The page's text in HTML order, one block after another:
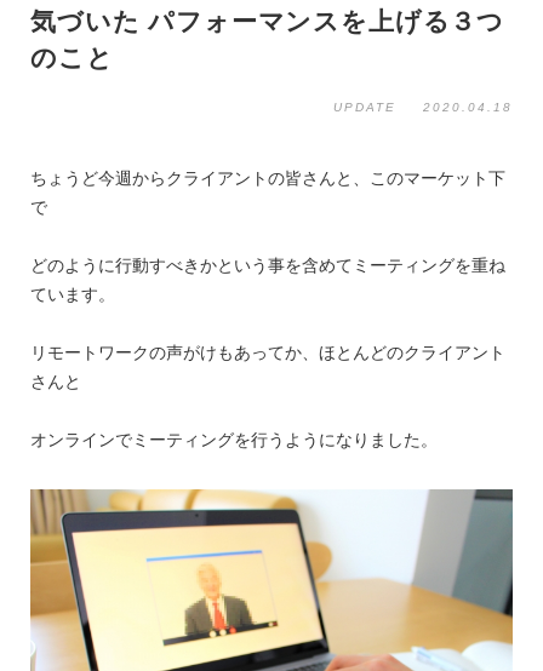
気づいた パフォーマンスを上げる３つ
のこと
UPDATE 2020.04.18
ちょうど今週からクライアントの皆さんと、このマーケット下
で
どのように行動すべきかという事を含めてミーティングを重ね
ています。
リモートワークの声がけもあってか、ほとんどのクライアント
さんと
オンラインでミーティングを行うようになりました。